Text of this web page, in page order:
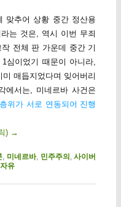
맞추어 상황 중간 정산용
라는 것은, 역시 이번 무죄
전체 판 가운데 중간 기
심이었기 때문이 아니라,
매듭지었다며 잊어버리
에서는, 미네르바 사건은
위가 서로 연동되어 진행
) →
, 미네르바, 민주주의 ,사이버
유